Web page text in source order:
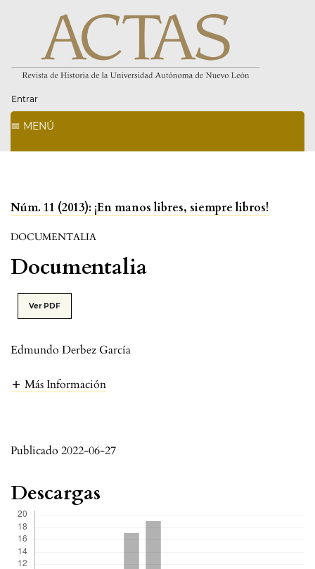
Entrar
MENÚ
Núm. 11 (2013): ¡En manos libres, siempre libros!
DOCUMENTALIA
Documentalia
Ver PDF
Edmundo Derbez García
Más Información
Publicado 2022-06-27
Descargas